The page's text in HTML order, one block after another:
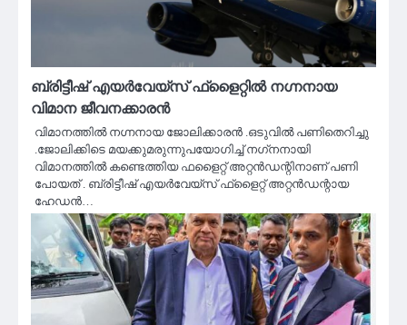
ബ്രിട്ടീഷ് എയര്‍വേയ്സ് ഫ്‌ളൈറ്റിൽ നഗ്നനായ
വിമാന ജീവനക്കാരൻ
വിമാനത്തിൽ നഗ്നനായ ജോലിക്കാരൻ .ഒടുവിൽ പണിതെറിച്ചു
.ജോലിക്കിടെ മയക്കുമരുന്നുപയോഗിച്ച് നഗ്‌നനായി
വിമാനത്തില്‍ കണ്ടെത്തിയ ഫളൈറ്റ് അറ്റന്‍ഡന്റിനാണ് പണി
പോയത് . ബ്രിട്ടീഷ് എയര്‍വേയ്സ് ഫ്‌ളൈറ്റ് അറ്റന്‍ഡന്റായ
ഹേഡന്‍…